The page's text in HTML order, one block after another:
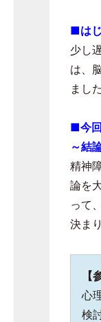
■は
少し
は、
まし
■今
～結
精神
論を
って
決ま
心
検